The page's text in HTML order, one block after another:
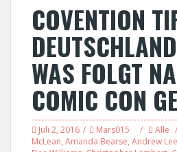
COVENTION
WAS FOLGT
COMIC CON
Juli 2, 2016 Mars015 Alle
McLean, Amanda Bearse, Andrew